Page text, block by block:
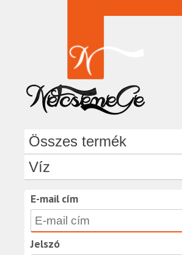
Összes termék
Víz
E-mail cím
Jelszó